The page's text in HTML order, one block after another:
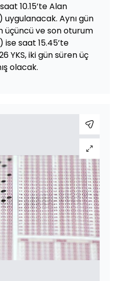
10.15’te Alan
Aynı gün
ve son oturum
ise saat 15.45’te
YKS, iki gün süren üç
olacak.